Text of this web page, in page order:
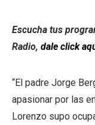
Escucha tus
Radio, dale click
“El padre Jorge
apasionar por las
Lorenzo supo